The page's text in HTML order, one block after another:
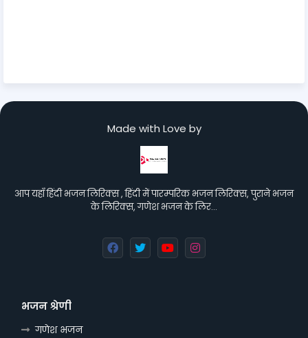
Made with Love by
आप यहाँ हिंदी भजन लिरिक्स , हिंदी में पारम्परिक भजन लिरिक्स, पुराने भजन
के लिरिक्स, गणेश भजन के लिर…
भजन श्रेणी
गणेश भजन